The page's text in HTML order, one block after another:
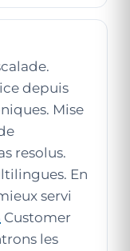
depuis
Mise
resolus.
En
servi
Customer
les